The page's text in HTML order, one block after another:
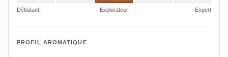
Débutant Explorateur Expert
PROFIL AROMATIQUE